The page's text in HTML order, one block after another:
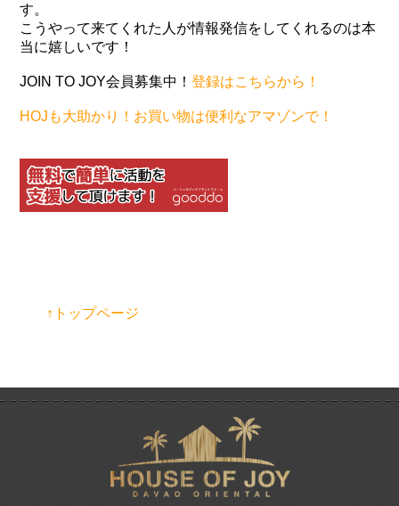
す。
こうやって来てくれた人が情報発信をしてくれるのは本
当に嬉しいです！
JOIN TO JOY会員募集中！登録はこちらから！
HOJも大助かり！お買い物は便利なアマゾンで！
↑トップページ